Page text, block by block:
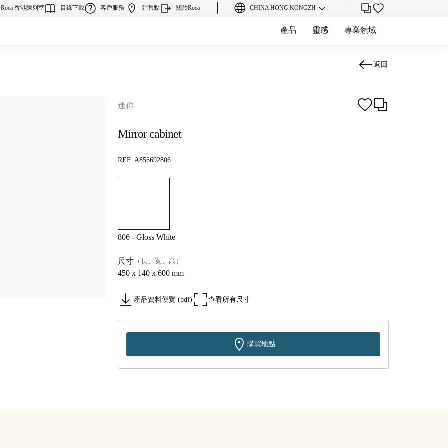
Roca 香港陳列室 目錄下載 客戶服務 銷售點 關於Roca CHINA HONG KONGZH
產品 靈感 專業領域
返回
迷你
Mirror cabinet
REF: A856692806
806 - Gloss White
尺寸 （長、寬、高）
450 x 140 x 600 mm
產品資料便覽 (pdf) 查看所有尺寸
購買地點